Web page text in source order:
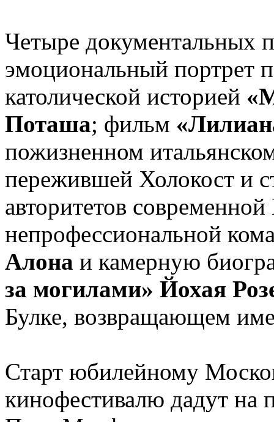
Четыре документальных
эмоциональный портрет
католической историей
Поташа; фильм
пожизненном
пережившей Холокост и
авторитетов
непрофессиональной
Алона и камерную
за могилами» Йохая
Булке, возвращающем
Старт юбилейному
кинофестивалю дадут на